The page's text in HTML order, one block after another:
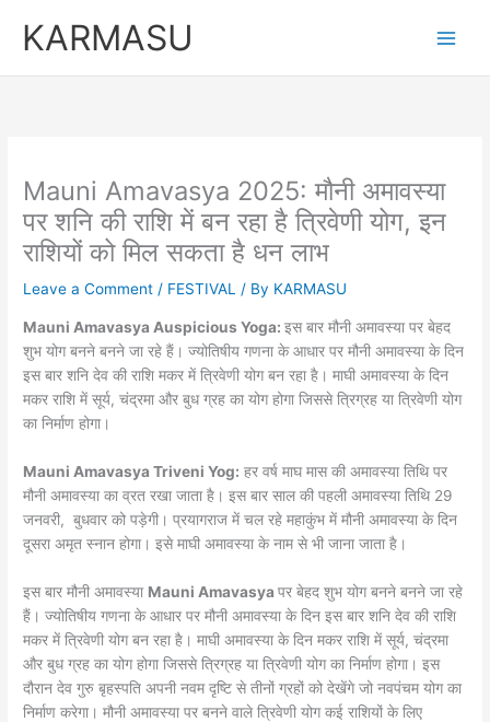
KARMASU
Mauni Amavasya 2025: मौनी अमावस्या
पर शनि की राशि में बन रहा है त्रिवेणी योग, इन
राशियों को मिल सकता है धन लाभ
Leave a Comment / FESTIVAL / By KARMASU
Mauni Amavasya Auspicious Yoga:इस बार मौनी अमावस्या पर बेहद
शुभ योग बनने बनने जा रहे हैं। ज्योतिषीय गणना के आधार पर मौनी अमावस्या के दिन
इस बार शनि देव की राशि मकर में त्रिवेणी योग बन रहा है। माघी अमावस्या के दिन
मकर राशि में सूर्य, चंद्रमा और बुध ग्रह का योग होगा जिससे त्रिग्रह या त्रिवेणी योग
का निर्माण होगा।
Mauni Amavasya Triveni Yog: हर वर्ष माघ मास की अमावस्या तिथि पर
मौनी अमावस्या का व्रत रखा जाता है। इस बार साल की पहली अमावस्या तिथि 29
जनवरी, बुधवार को पड़ेगी। प्रयागराज में चल रहे महाकुंभ में मौनी अमावस्या के दिन
दूसरा अमृत स्नान होगा। इसे माघी अमावस्या के नाम से भी जाना जाता है।
इस बार मौनी अमावस्या Mauni Amavasyaपर बेहद शुभ योग बनने बनने जा रहे
हैं। ज्योतिषीय गणना के आधार पर मौनी अमावस्या के दिन इस बार शनि देव की राशि
मकर में त्रिवेणी योग बन रहा है। माघी अमावस्या के दिन मकर राशि में सूर्य, चंद्रमा
और बुध ग्रह का योग होगा जिससे त्रिग्रह या त्रिवेणी योग का निर्माण होगा। इस
दौरान देव गुरु बृहस्पति अपनी नवम दृष्टि से तीनों ग्रहों को देखेंगे जो नवपंचम योग का
निर्माण करेगा। मौनी अमावस्या पर बनने वाले त्रिवेणी योग कई राशियों के लिए